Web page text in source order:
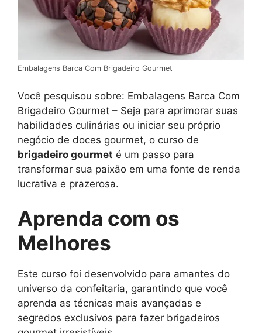
Embalagens Barca Com Brigadeiro Gourmet
Você pesquisou sobre: Embalagens Barca Com
Brigadeiro Gourmet – Seja para aprimorar suas
habilidades culinárias ou iniciar seu próprio
negócio de doces gourmet, o curso de
brigadeiro gourmet é um passo para
transformar sua paixão em uma fonte de renda
lucrativa e prazerosa.
Aprenda com os
Melhores
Este curso foi desenvolvido para amantes do
universo da confeitaria, garantindo que você
aprenda as técnicas mais avançadas e
segredos exclusivos para fazer brigadeiros